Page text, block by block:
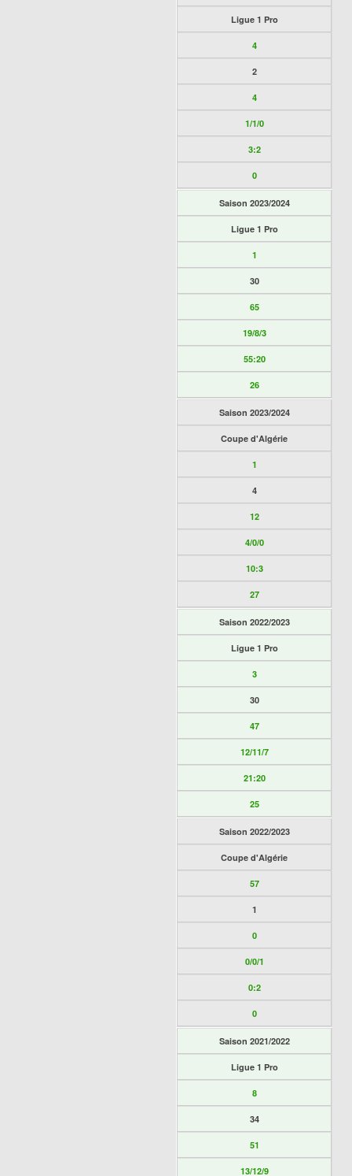
Ligue 1 Pro
4
2
4
1/1/0
3:2
0
Saison 2023/2024
Ligue 1 Pro
1
30
65
19/8/3
55:20
26
Saison 2023/2024
Coupe d'Algérie
1
4
12
4/0/0
10:3
27
Saison 2022/2023
Ligue 1 Pro
3
30
47
12/11/7
21:20
25
Saison 2022/2023
Coupe d'Algérie
57
1
0
0/0/1
0:2
0
Saison 2021/2022
Ligue 1 Pro
8
34
51
13/12/9